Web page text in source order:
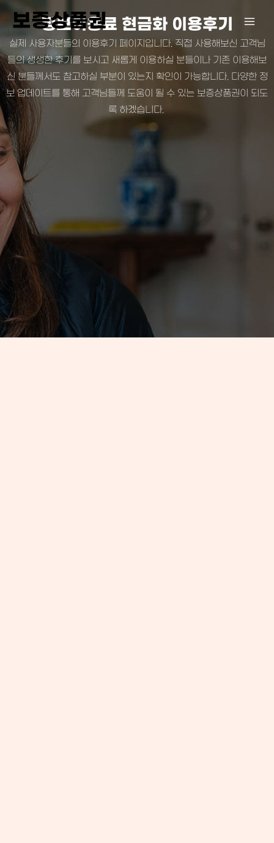
츠
로
건
너
뛰
기
보증상품권
정보이용료 현금화 이용후기
실제 사용자분들의 이용후기 페이지입니다. 직접 사용해보신 고객님
들의 생생한 후기를 보시고 새롭게 이용하실 분들이나 기존 이용해보
신 분들께서도 참고하실 부분이 있는지 확인이 가능합니다. 다양한 정
보 업데이트를 통해 고객님들께 도움이 될 수 있는 보증상품권이 되도
록 하겠습니다.